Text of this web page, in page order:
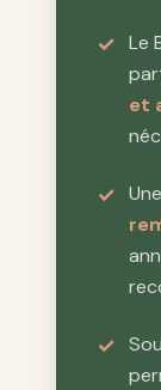
Le
et